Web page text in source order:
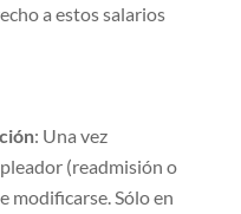
a estos salarios
: Una vez
(readmisión o
modificarse. Sólo en